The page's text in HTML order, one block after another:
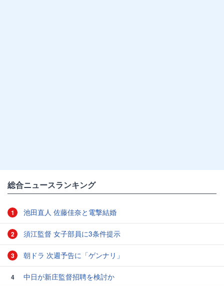
総合ニュースランキング
1 池田直人 佐藤佳奈と電撃結婚
2 須江監督 女子部員に3条件提示
3 朝ドラ 次週予告に「ゲンナリ」
4 中日が新庄監督招聘を検討か